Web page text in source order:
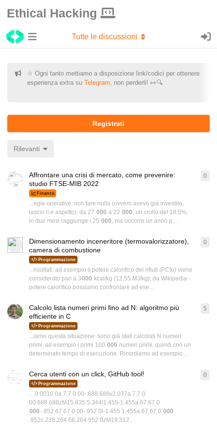
Ethical Hacking
☆ Ogni tanto mettiamo a disposizione link/codici per ottenere
esperienza extra su Telegram, non perderli! 👀🔍
Registrati
Tutte le discussioni
Rilevanti
Affrontare una crisi di mercato, come prevenire:
studio FTSE-MIB 2022
Finanza
...egie operative: non fare nulla (ovvero avevo già investito,
lascio lì e aspetto): da 27.000 a 22.000 , un crollo del 18,5%;
in due mesi raggiunge i 25.000 , ma occorre un anno p...
0
Dimensionamento inceneritore (termovalorizzatore),
camera di combustione
Programmazione
...risultati: ad esempio il potere calorifico dei rifiuti (PCIu) viene
considerato pari a 3000 kcal/kg (12,55 MJ/kg); da Wikipedia -
potere calorifico possiamo confrontare ad ese...
0
Calcolo lista numeri primi fino ad N: algoritmo più
efficiente in C
Programmazione
...iamo questa situazione: sono già stati calcolati N numeri
primi, ad esempio i primi 100.000 numeri primi, quindi con un
determinato tempo di esecuzione. Ricordiamo ad esempio ...
5
Cerca utenti con un click, GitHub tool!
Programmazione
... 0 0010 0a.7.7 0 00-.688.688v2.037a.7.7 0
00.688.688zM15.635 5.344l1.455-1.455a.67.67 0
000-.952.67.67 0 00-.952 0l-1.455 1.455a.67.67 0 000
.952c.238.264.66.264.952 0zM19.312...
0